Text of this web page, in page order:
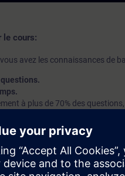
le cours:
avez les connaissances de
à plus de 70% des
connaissances de base.